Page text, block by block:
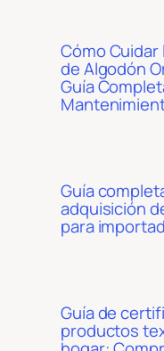
Cómo Cuidar
de Algodón
Guía
Guía
adquisición
para
Guía de
productos